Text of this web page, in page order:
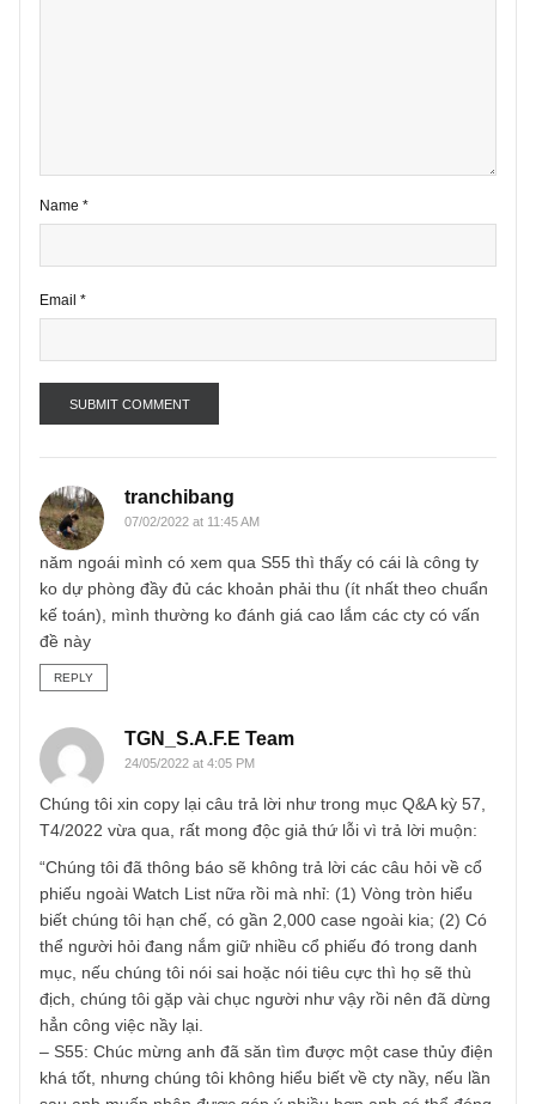
Name*
Email*
tranchibang
07/02/2022 at 11:45 AM
năm ngoái mình có xem qua S55 thì thấy có cái là công ty
ko dự phòng đầy đủ các khoản phải thu (ít nhất theo
kế toán), mình thường ko đánh giá cao lắm các cty có vấn
đề này
REPLY
TGN_S.A.F.E Team
24/05/2022 at 4:05 PM
Chúng tôi xin copy lại câu trả lời như trong mục Q&A kỳ